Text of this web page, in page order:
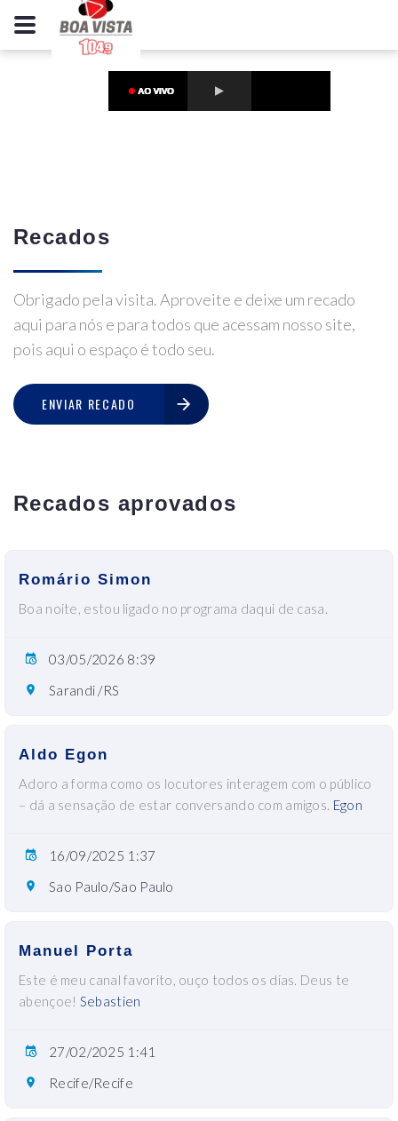
Recados
Obrigado pela visita. Aproveite e deixe um recado
aqui para nós e para todos que acessam nosso site,
pois aqui o espaço é todo seu.
ENVIAR RECADO
Recados aprovados
Romário Simon
Boa noite, estou ligado no programa daqui de casa.
03/05/2026 8:39
Sarandi /RS
Aldo Egon
Adoro a forma como os locutores interagem com o público
– dá a sensação de estar conversando com amigos. Egon
16/09/2025 1:37
Sao Paulo/Sao Paulo
Manuel Porta
Este é meu canal favorito, ouço todos os dias. Deus te
abençoe! Sebastien
27/02/2025 1:41
Recife/Recife